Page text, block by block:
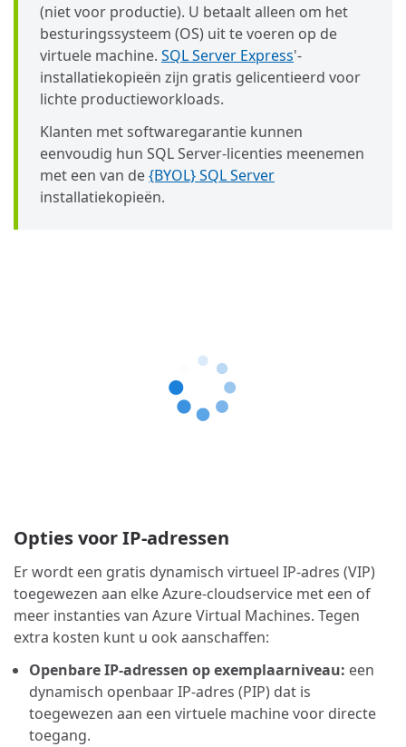
(niet voor productie). U betaalt alleen om het
besturingssysteem (OS) uit te voeren op de
virtuele machine. SQL Server Express'-
installatiekopieën zijn gratis gelicentieerd voor
lichte productieworkloads.
Klanten met softwaregarantie kunnen
eenvoudig hun SQL Server-licenties meenemen
met een van de{BYOL} SQL Server
installatiekopieën.
Opties voor IP-adressen
Er wordt een gratis dynamisch virtueel IP-adres (VIP)
toegewezen aan elke Azure-cloudservice met een of
meer instanties van Azure Virtual Machines. Tegen
extra kosten kunt u ook aanschaffen:
Openbare IP-adressen op exemplaarniveau: een
dynamisch openbaar IP-adres (PIP) dat is
toegewezen aan een virtuele machine voor directe
toegang.